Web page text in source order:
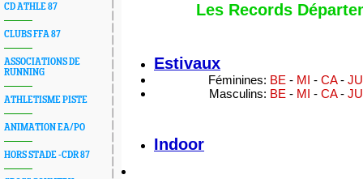
CD ATHLE 87
CLUBS FFA 87
ASSOCIATIONS DE
RUNNING
ATHLETISME PISTE
ANIMATION EA/PO
HORS STADE -CDR 87
Les Records
Estivaux
Féminines: BE - MI -CA-JU
Masculins: BE - MI - CA- JU
Indoor